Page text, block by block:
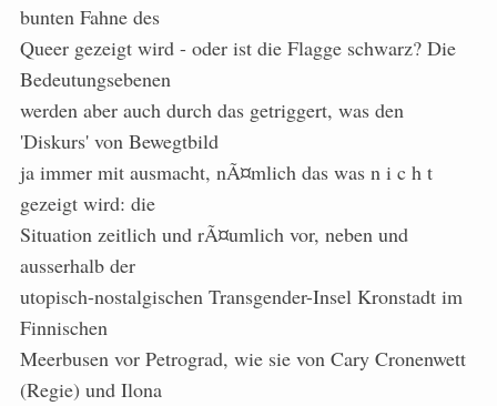
bunten Fahne des
Queer gezeigt wird - oder ist die Flagge schwarz? Die
Bedeutungsebenen
werden aber auch durch das getriggert, was den
'Diskurs' von Bewegtbild
ja immer mit ausmacht, nÃ¤mlich das was n i c h t
gezeigt wird: die
Situation zeitlich und rÃ¤umlich vor, neben und
ausserhalb der
utopisch-nostalgischen Transgender-Insel Kronstadt im
Finnischen
Meerbusen vor Petrograd, wie sie von Cary Cronenwett
(Regie) und Ilona